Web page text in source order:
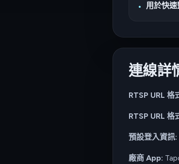
用於快
連線詳
RTSP URL 格
RTSP URL 格
預設登入資訊:
廠商 App: